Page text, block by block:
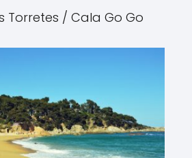
Torretes / Cala Go Go